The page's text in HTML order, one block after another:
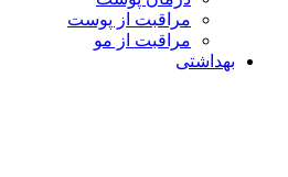
مراقبت از پوست
مراقبت از مو
بهداشتی